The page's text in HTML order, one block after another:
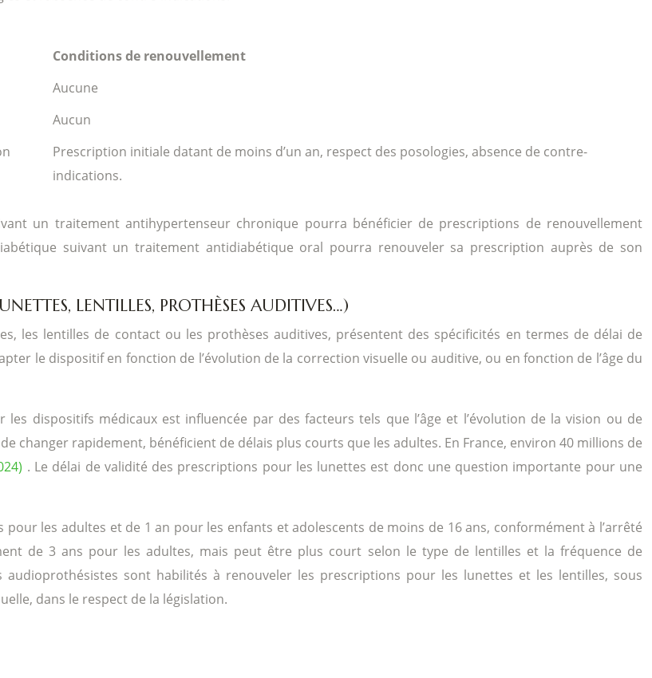
Conditions de renouvellement
Aucune
Aucun
Prescription initiale datant de moins d’un an, respect des posologies, absence de contre-
indications.
un traitement antihypertenseur chronique pourra bénéficier de prescriptions de renouvellement
suivant un traitement antidiabétique oral pourra renouveler sa prescription auprès de son
LENTILLES, PROTHÈSES AUDITIVES…)
les lentilles de contact ou les prothèses auditives, présentent des spécificités en termes de délai de
le dispositif en fonction de l’évolution de la correction visuelle ou auditive, ou en fonction de l’âge du
dispositifs médicaux est influencée par des facteurs tels que l’âge et l’évolution de la vision ou de
changer rapidement, bénéficient de délais plus courts que les adultes. En France, environ 40 millions de
. Le délai de validité des prescriptions pour les lunettes est donc une question importante pour une
les adultes et de 1 an pour les enfants et adolescents de moins de 16 ans, conformément à l’arrêté
de 3 ans pour les adultes, mais peut être plus court selon le type de lentilles et la fréquence de
sont habilités à renouveler les prescriptions pour les lunettes et les lentilles, sous
dans le respect de la législation.